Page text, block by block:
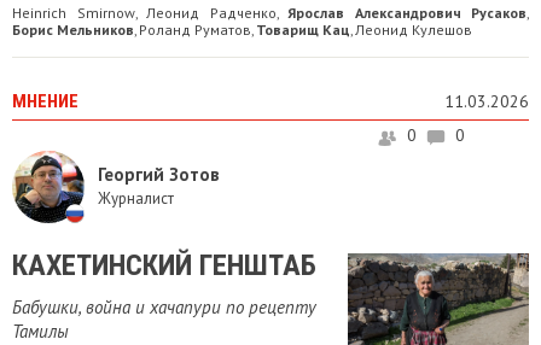
Heinrich Smirnow, Леонид Радченко, Ярослав Александрович Русаков,
Борис Мельников, Роланд Руматов, Товарищ Кац,Леонид Кулешов
МНЕНИЕ 11.03.2026
Георгий Зотов
Журналист
0 0
КАХЕТИНСКИЙ ГЕНШТАБ
Бабушки, война и хачапури по рецепту
Тамилы